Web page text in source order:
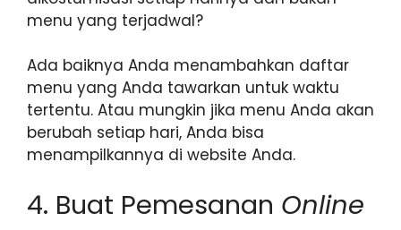
menu yang terjadwal?
Ada baiknya Anda menambahkan daftar
menu yang Anda tawarkan untuk waktu
tertentu. Atau mungkin jika menu Anda akan
berubah setiap hari, Anda bisa
menampilkannya di website Anda.
4. Buat Pemesanan Online